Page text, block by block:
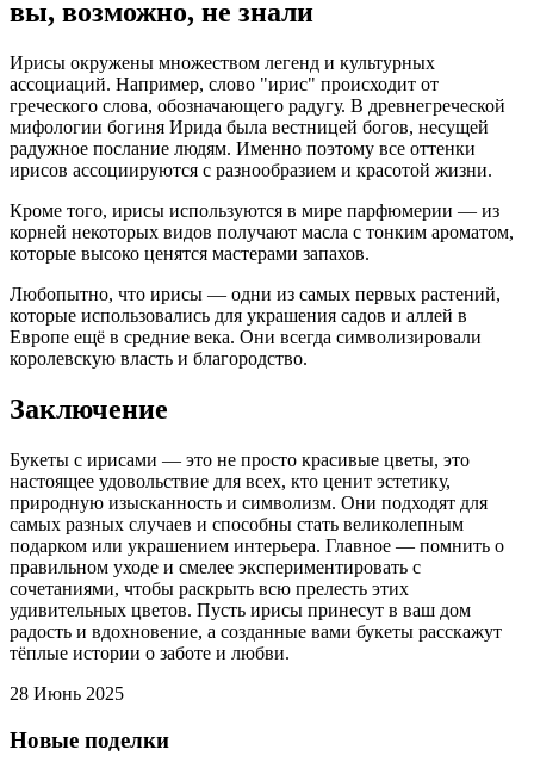
вы, возможно, не знали
Ирисы окружены множеством легенд и культурных
ассоциаций. Например, слово "ирис" происходит от
греческого слова, обозначающего радугу. В древнегреческой
мифологии богиня Ирида была вестницей богов, несущей
радужное послание людям. Именно поэтому все оттенки
ирисов ассоциируются с разнообразием и красотой жизни.
Кроме того, ирисы используются в мире парфюмерии — из
корней некоторых видов получают масла с тонким ароматом,
которые высоко ценятся мастерами запахов.
Любопытно, что ирисы — одни из самых первых растений,
которые использовались для украшения садов и аллей в
Европе ещё в средние века. Они всегда символизировали
королевскую власть и благородство.
Заключение
Букеты с ирисами — это не просто красивые цветы, это
настоящее удовольствие для всех, кто ценит эстетику,
природную изысканность и символизм. Они подходят для
самых разных случаев и способны стать великолепным
подарком или украшением интерьера. Главное — помнить о
правильном уходе и смелее экспериментировать с
сочетаниями, чтобы раскрыть всю прелесть этих
удивительных цветов. Пусть ирисы принесут в ваш дом
радость и вдохновение, а созданные вами букеты расскажут
тёплые истории о заботе и любви.
28 Июнь 2025
Новые поделки